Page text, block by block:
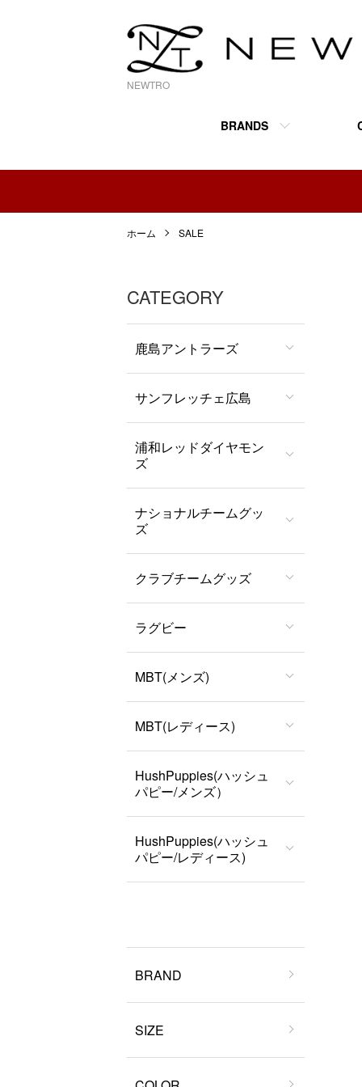
NEWTRO
BRANDS
ホーム SALE
CATEGORY
鹿島アントラーズ
サンフレッチェ広島
浦和レッドダイヤモン
ズ
ナショナルチームグッ
ズ
クラブチームグッズ
ラグビー
MBT(メンズ)
MBT(レディース)
HushPuppies(ハッシュ
パピー/メンズ）
HushPuppies(ハッシュ
パピー/レディース)
BRAND
SIZE